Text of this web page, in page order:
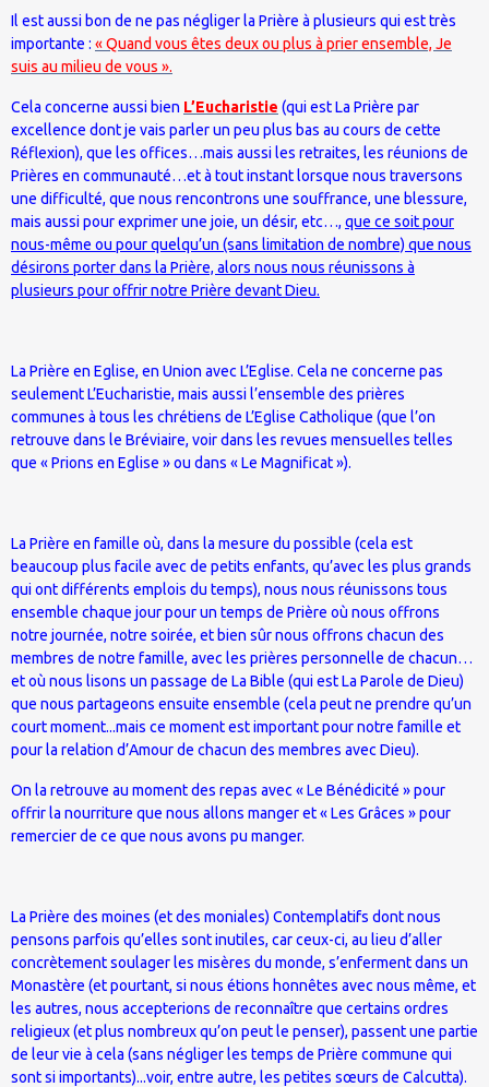
Il est aussi bon de ne pas négliger la Prière à plusieurs qui est très
importante : « Quand vous êtes deux ou plus à prier ensemble, Je
suis au milieu de vous ».
Cela concerne aussi bien L’Eucharistie (qui est La Prière par
excellence dont je vais parler un peu plus bas au cours de cette
Réflexion), que les offices…mais aussi les retraites, les réunions de
Prières en communauté…et à tout instant lorsque nous traversons
une difficulté, que nous rencontrons une souffrance, une blessure,
mais aussi pour exprimer une joie, un désir, etc…, que ce soit pour
nous-même ou pour quelqu’un (sans limitation de nombre) que nous
désirons porter dans la Prière, alors nous nous réunissons à
plusieurs pour offrir notre Prière devant Dieu.
La Prière en Eglise, en Union avec L’Eglise. Cela ne concerne pas
seulement L’Eucharistie, mais aussi l’ensemble des prières
communes à tous les chrétiens de L’Eglise Catholique (que l’on
retrouve dans le Bréviaire, voir dans les revues mensuelles telles
que « Prions en Eglise » ou dans « Le Magnificat »).
La Prière en famille où, dans la mesure du possible (cela est
beaucoup plus facile avec de petits enfants, qu’avec les plus grands
qui ont différents emplois du temps), nous nous réunissons tous
ensemble chaque jour pour un temps de Prière où nous offrons
notre journée, notre soirée, et bien sûr nous offrons chacun des
membres de notre famille, avec les prières personnelle de chacun…
et où nous lisons un passage de La Bible (qui est La Parole de Dieu)
que nous partageons ensuite ensemble (cela peut ne prendre qu’un
court moment...mais ce moment est important pour notre famille et
pour la relation d’Amour de chacun des membres avec Dieu).
On la retrouve au moment des repas avec « Le Bénédicité » pour
offrir la nourriture que nous allons manger et « Les Grâces » pour
remercier de ce que nous avons pu manger.
La Prière des moines (et des moniales) Contemplatifs dont nous
pensons parfois qu’elles sont inutiles, car ceux-ci, au lieu d’aller
concrètement soulager les misères du monde, s’enferment dans un
Monastère (et pourtant, si nous étions honnêtes avec nous même, et
les autres, nous accepterions de reconnaître que certains ordres
religieux (et plus nombreux qu’on peut le penser), passent une partie
de leur vie à cela (sans négliger les temps de Prière commune qui
sont si importants)...voir, entre autre, les petites sœurs de Calcutta).